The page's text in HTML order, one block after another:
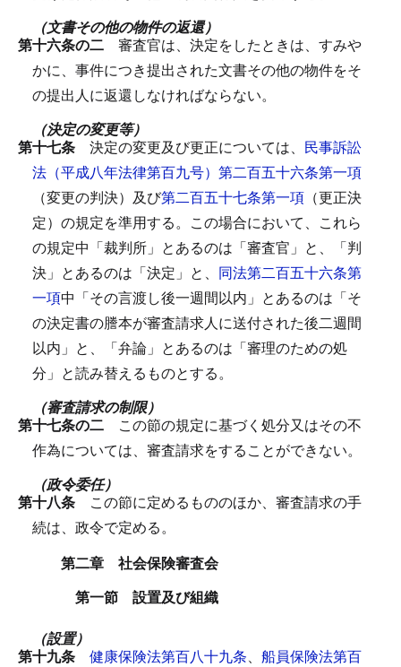
（文書その他の物件の返還）
第十六条の二 審査官は、決定をしたときは、すみや
かに、事件につき提出された文書その他の物件をそ
の提出人に返還しなければならない。
（決定の変更等）
第十七条 決定の変更及び更正については、 民事訴訟
法（平成八年法律第百九号）第二百五十六条第一項
（変更の判決）及び第二百五十七条第一項 （更正決
定）の規定を準用する。 この場合において、これら
の規定中「裁判所」とあるのは「審査官」と、「判
決」とあるのは「決定」と、 同法第二百五十六条第
一項中「その言渡し後一週間以内」とあるのは「そ
の決定書の謄本が審査請求人に送付された後二週間
以内」と、「弁論」とあるのは「審理のための処
分」と読み替えるものとする。
（審査請求の制限）
第十七条の二 この節の規定に基づく処分又はその不
作為については、審査請求をすることができない。
（政令委任）
第十八条 この節に定めるもののほか、審査請求の手
続は、政令で定める。
第二章 社会保険審査会
第一節 設置及び組織
（設置）
第十九条 健康保険法第百八十九条、 船員保険法第百